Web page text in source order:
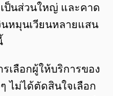
เป็นส่วนใหญ่ และคาด
หมุนเวียนหลายแสน
เลือกผู้ให้บริการของ
ไม่ได้ตัดสินใจเลือก